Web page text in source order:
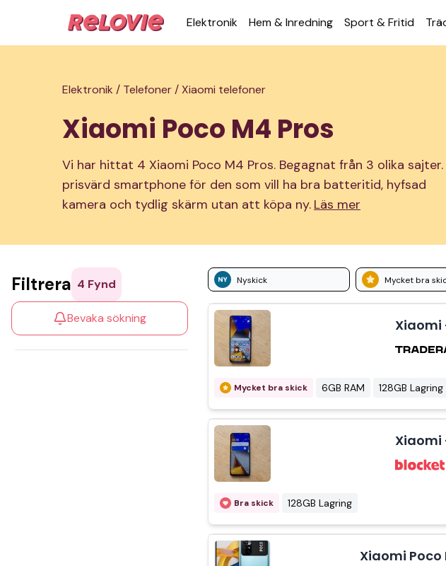
Elek­tronik Hem & Inred­ning Sport & Fritid
Elektronik / Telefoner /Xiaomi telefoner
Xiaomi Poco M4 Pros
Vi har hittat 4 Xiaomi Poco M4 Pros. Begagnat från 3 olika sajter.
prisvärd smartphone för den som vill ha bra batteritid, hyfsad
kamera och tydlig skärm utan att köpa ny. Läs mer
Nyskick Mycket bra
Filtrera 4 Fynd
Bevaka sökning Xiaomi
Mycket bra skick 6GB RAM 128GB Lagring
Xiaomi
Bra skick 128GB Lagring
Xiaomi Poco